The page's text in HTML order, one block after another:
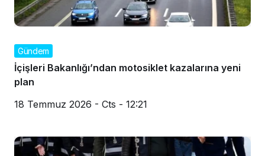
Gündem
İçişleri Bakanlığı’ndan motosiklet kazalarına yeni
plan
18 Temmuz 2026 - Cts - 12:21